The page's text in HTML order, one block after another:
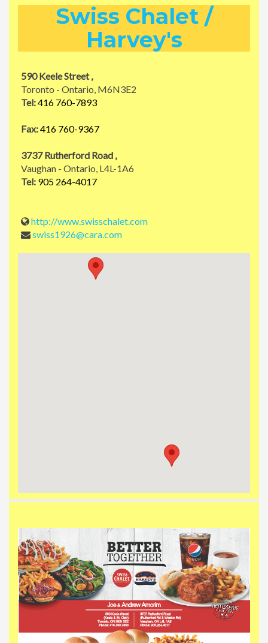
Swiss Chalet /
Harvey's
590 Keele Street ,
Toronto - Ontario, M6N3E2
Tel:416 760-7893
Fax:416 760-9367
3737 Rutherford Road ,
Vaughan - Ontario, L4L-1A6
Tel: 905 264-4017
http://www.swisschalet.com
swiss1926@cara.com